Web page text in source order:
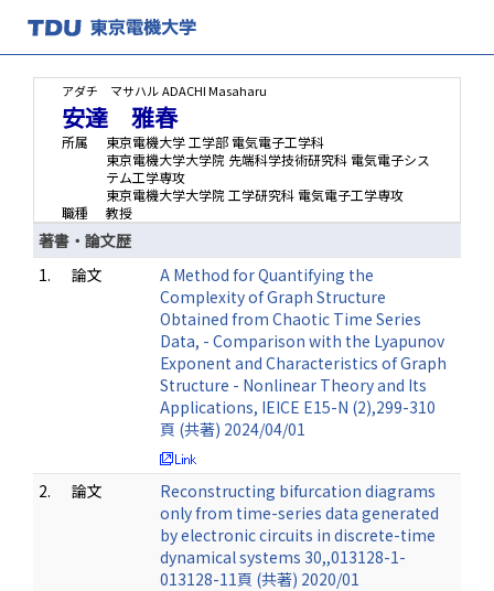
アダチ マサハルADACHI Masaharu
安達 雅春
所属
東京電機大学 工学部 電気電子工学科
東京電機大学大学院 先端科学技術研究科 電気電子シス
テム工学専攻
東京電機大学大学院 工学研究科 電気電子工学専攻
職種
教授
著書・論文歴
1.
論文
A Method for Quantifying the
Complexity of Graph Structure
Obtained from Chaotic Time Series
Data, - Comparison with the Lyapunov
Exponent and Characteristics of Graph
Structure - Nonlinear Theory and Its
Applications, IEICE E15-N (2),299-310
頁 (共著) 2024/04/01
2. 論文
Reconstructing bifurcation diagrams
only from time-series data generated
by electronic circuits in discrete-time
dynamical systems 30,,013128-1-
013128-11頁 (共著) 2020/01